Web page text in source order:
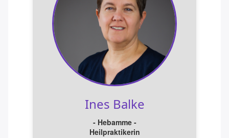
Rückbildungsgymnastik am Abend
Mamafit / Training
Kangatraining ®
Gymnastik rund um den Rücken
Yoga Kurse am Abend
Beckenbodengymnastik
Ines Balke
- Hebamme -
Heilpraktikerin